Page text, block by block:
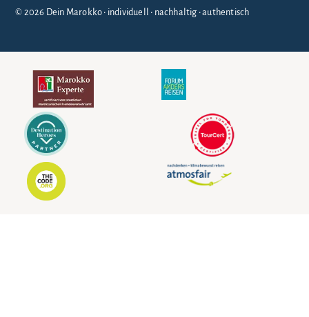
© 2026 Dein Marokko • individuell • nachhaltig • authentisch